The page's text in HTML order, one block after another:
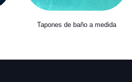
Tapones de baño a medida